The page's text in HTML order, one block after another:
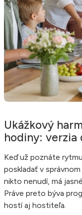
Ukážkový
hodiny: verzia
Keď už poznáte
poskladať v
nikto nenudí, má
Práve preto býva
hostí aj hostiteľa.